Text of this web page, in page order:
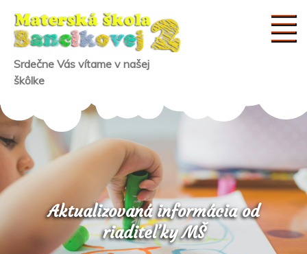
content
Srdečne Vás vítame v našej
škôlke
Aktualizovaná informácia od
riaditeľky MŠ